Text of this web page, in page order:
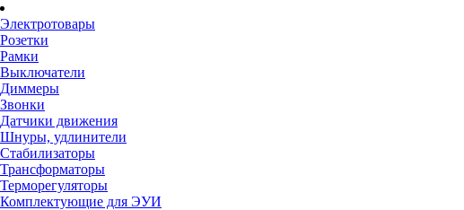
Электротовары
Розетки
Рамки
Выключатели
Диммеры
Звонки
Датчики движения
Шнуры, удлинители
Стабилизаторы
Трансформаторы
Терморегуляторы
Комплектующие для ЭУИ